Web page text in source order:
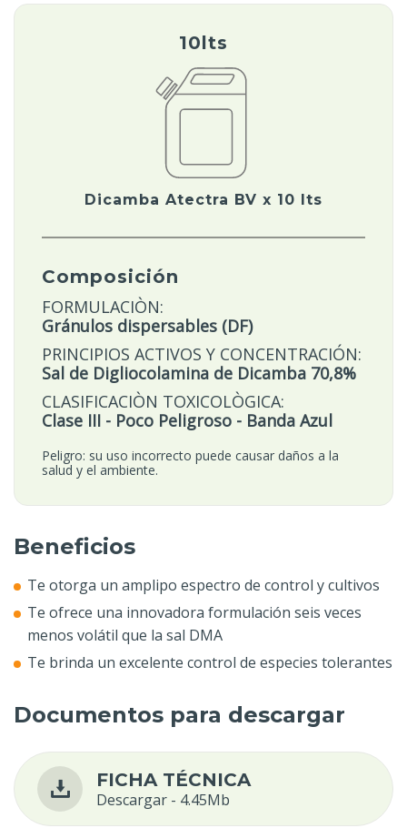
Composición
FORMULACIÒN:
Gránulos dispersables (DF)
PRINCIPIOS ACTIVOS Y CONCENTRACIÓN:
Sal de Digliocolamina de Dicamba 70,8%
CLASIFICACIÒN TOXICOLÒGICA:
Clase III - Poco Peligroso - Banda Azul
Peligro: su uso incorrecto puede causar daños a la
salud y el ambiente.
10lts
Dicamba Atectra BV x 10 lts
Beneficios
Te otorga un amplipo espectro de control y cultivos
Te ofrece una innovadora formulación seis veces
menos volátil que la sal DMA
Te brinda un excelente control de especies tolerantes
Documentos para descargar
FICHA TÉCNICA
Descargar - 4.45Mb